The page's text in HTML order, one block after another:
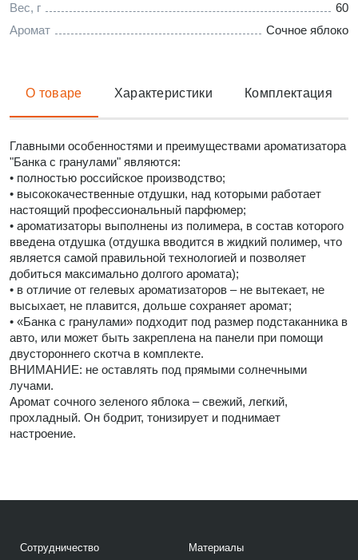
Вес, г
60
Аромат
Сочное яблоко
О товаре Характеристики Комплектация
Главными особенностями и преимуществами ароматизатора
"Банка с гранулами" являются:
• полностью российское производство;
• высококачественные отдушки, над которыми работает
настоящий профессиональный парфюмер;
• ароматизаторы выполнены из полимера, в состав которого
введена отдушка (отдушка вводится в жидкий полимер, что
является самой правильной технологией и позволяет
добиться максимально долгого аромата);
• в отличие от гелевых ароматизаторов – не вытекает, не
высыхает, не плавится, дольше сохраняет аромат;
• «Банка с гранулами» подходит под размер подстаканника в
авто, или может быть закреплена на панели при помощи
двустороннего скотча в комплекте.
ВНИМАНИЕ: не оставлять под прямыми солнечными
лучами.
Аромат сочного зеленого яблока – свежий, легкий,
прохладный. Он бодрит, тонизирует и поднимает
настроение.
Сотрудничество Материалы